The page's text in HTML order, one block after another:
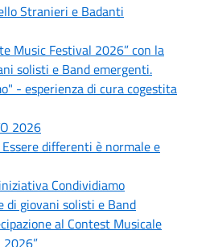
Stranieri e Badanti
Music Festival 2026” con la
solisti e Band emergenti.
- esperienza di cura cogestita
2026
differenti è normale e
Condividiamo
di giovani solisti e Band
al Contest Musicale
2026”